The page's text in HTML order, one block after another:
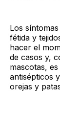
Los
fétida y
hacer el
de casos y,
mascotas,
antisépticos
orejas y